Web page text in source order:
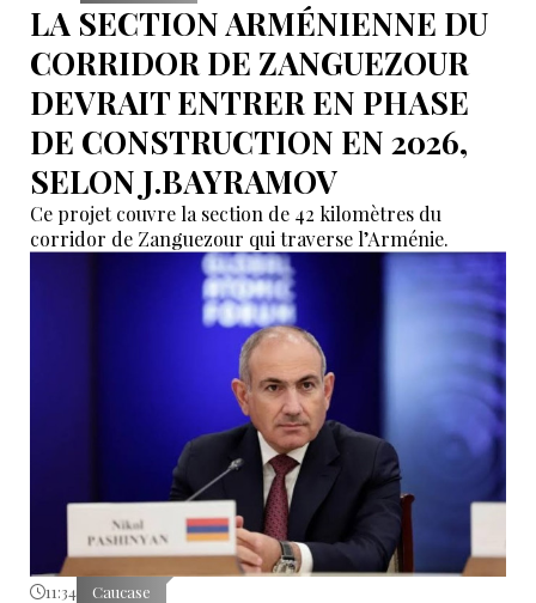
LA SECTION ARMÉNIENNE DU
CORRIDOR DE ZANGUEZOUR
DEVRAIT ENTRER EN PHASE
DE CONSTRUCTION EN 2026,
SELON J.BAYRAMOV
Ce projet couvre la section de 42 kilomètres du
corridor de Zanguezour qui traverse l’Arménie.
11:34 Caucase